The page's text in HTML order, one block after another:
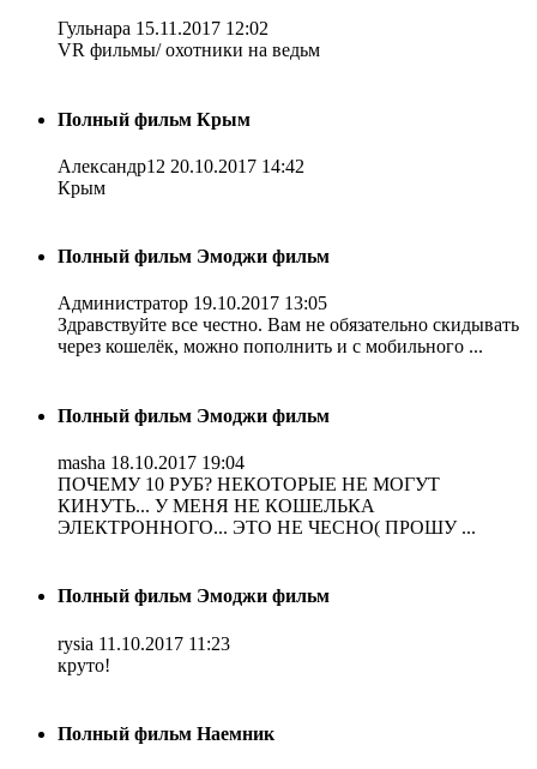
Гульнара 15.11.2017 12:02
VR фильмы/ охотники на ведьм
Полный фильм Крым
Александр12 20.10.2017 14:42
Крым
Полный фильм Эмоджи фильм
Администратор 19.10.2017 13:05
Здравствуйте все честно. Вам не обязательно скидывать
через кошелёк, можно пополнить и с мобильного ...
Полный фильм Эмоджи фильм
masha 18.10.2017 19:04
ПОЧЕМУ 10 РУБ? НЕКОТОРЫЕ НЕ МОГУТ
КИНУТЬ... У МЕНЯ НЕ КОШЕЛЬКА
ЭЛЕКТРОННОГО... ЭТО НЕ ЧЕСНО( ПРОШУ ...
Полный фильм Эмоджи фильм
rysia 11.10.2017 11:23
круто!
Полный фильм Наемник